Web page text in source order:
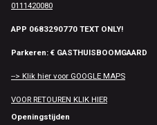
0111420080
APP 0683290770 TEXT ONLY!
Parkeren: € GASTHUISBOOMGAARD
--> Klik hier voor GOOGLE MAPS
VOOR RETOUREN KLIK HIER
Openingstijden